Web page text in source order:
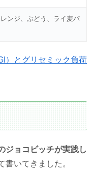
ンジ、ぶどう、ライ麦パ
）とグリセミック負荷
ジョコビッチが実践し
書いてきました。